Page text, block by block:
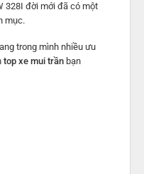
328I đời mới đã có một
mục.
trong mình nhiều ưu
top xe mui trầnbạn